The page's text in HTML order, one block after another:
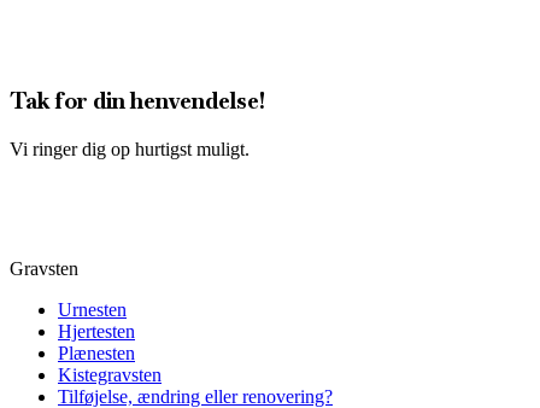
Tak for din henvendelse!
Vi ringer dig op hurtigst muligt.
Gravsten
Urnesten
Hjertesten
Plænesten
Kistegravsten
Tilføjelse, ændring eller renovering?